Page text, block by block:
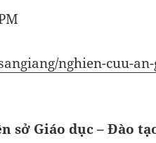
nghien-cuu-
sở Giáo dục – Đào